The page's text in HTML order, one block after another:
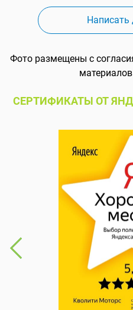
Написать
Фото размещены с
СЕРТИФИКАТЫ ОТ